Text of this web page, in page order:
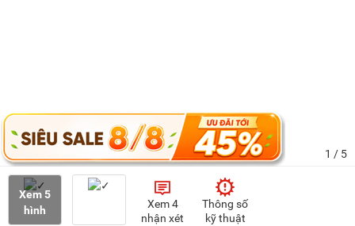
1 / 5
Xem 5
hình
Xem 4
nhận xét
Thông số
kỹ thuật